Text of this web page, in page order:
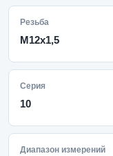
Резьба
M12x1,5
Серия
10
Диапазон измерений